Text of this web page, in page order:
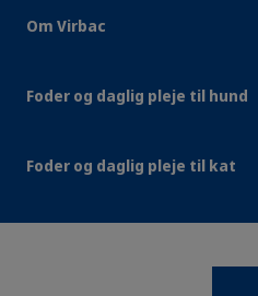
Om Virbac
Foder og daglig pleje til hund
Foder og daglig pleje til kat